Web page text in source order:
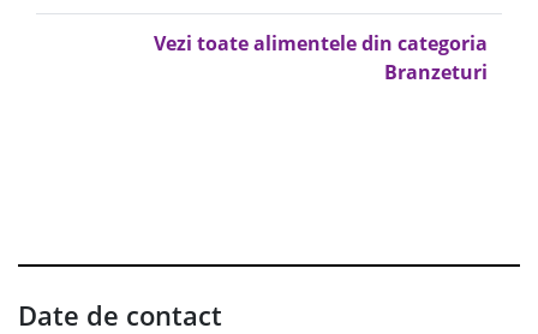
Vezi toate alimentele din categoria
Branzeturi
Date de contact